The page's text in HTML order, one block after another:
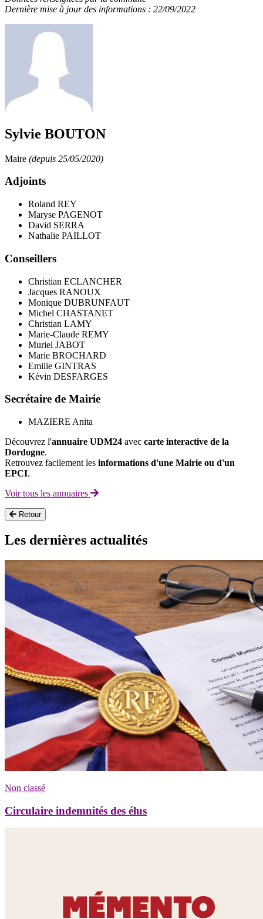
Dernière mise à jour des informations : 22/09/2022
Sylvie BOUTON
Maire (depuis 25/05/2020)
Adjoints
Roland REY
Maryse PAGENOT
David SERRA
Nathalie PAILLOT
Conseillers
Christian ECLANCHER
Jacques RANOUX
Monique DUBRUNFAUT
Michel CHASTANET
Christian LAMY
Marie-Claude REMY
Muriel JABOT
Marie BROCHARD
Emilie GINTRAS
Kévin DESFARGES
Secrétaire de Mairie
MAZIERE Anita
Découvrez l'annuaire UDM24 avec carte interactive de la
Dordogne.
Retrouvez facilement les informations d'une Mairie ou d'un
EPCI.
Voir tous les annuaires
Retour
Les dernières actualités
Non classé
Circulaire indemnités des élus